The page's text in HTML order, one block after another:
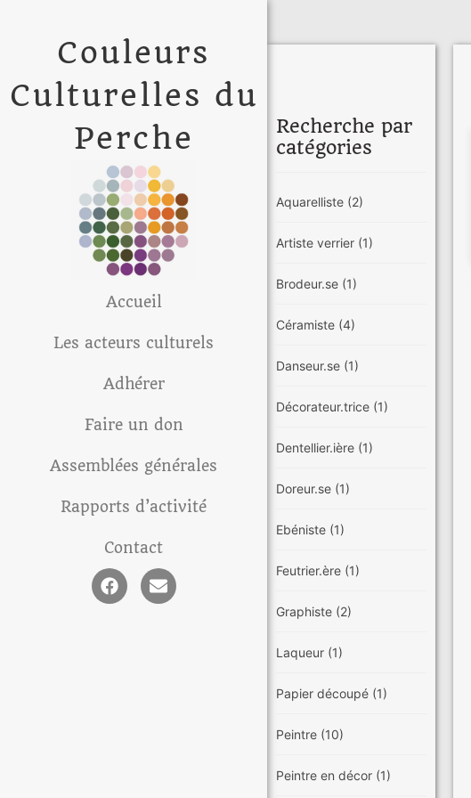
Couleurs
Culturelles du
Perche
Accueil
Les acteurs culturels
Adhérer
Faire un don
Assemblées générales
Rapports d’activité
Contact
Recherche par
catégories
Aquarelliste (2)
Artiste verrier (1)
Brodeur.se (1)
Céramiste (4)
Danseur.se (1)
Décorateur.trice (1)
Dentellier.ière (1)
Doreur.se (1)
Ebéniste (1)
Feutrier.ère (1)
Graphiste (2)
Laqueur (1)
Papier découpé (1)
Peintre (10)
Peintre en décor (1)